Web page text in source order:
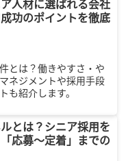
人材に選ばれる会社
功のポイントを徹底
とは？働きやすさ・や
ネジメントや採用手段
も紹介します。
とは？シニア採用を
応募〜定着」までの